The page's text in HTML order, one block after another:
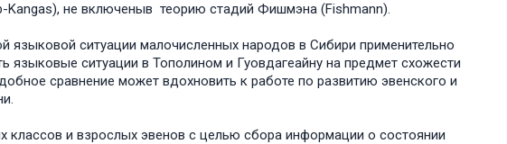
Kangas), не включеныв теорию стадий Фишмэна (Fishmann).
языковой ситуации малочисленных народов в Сибири применительно
языковые ситуации в Тополином и Гуовдагеайну на предмет схожести
сравнение может вдохновить к работе по развитию эвенского и
и взрослых эвенов с целью сбора информации о состоянии